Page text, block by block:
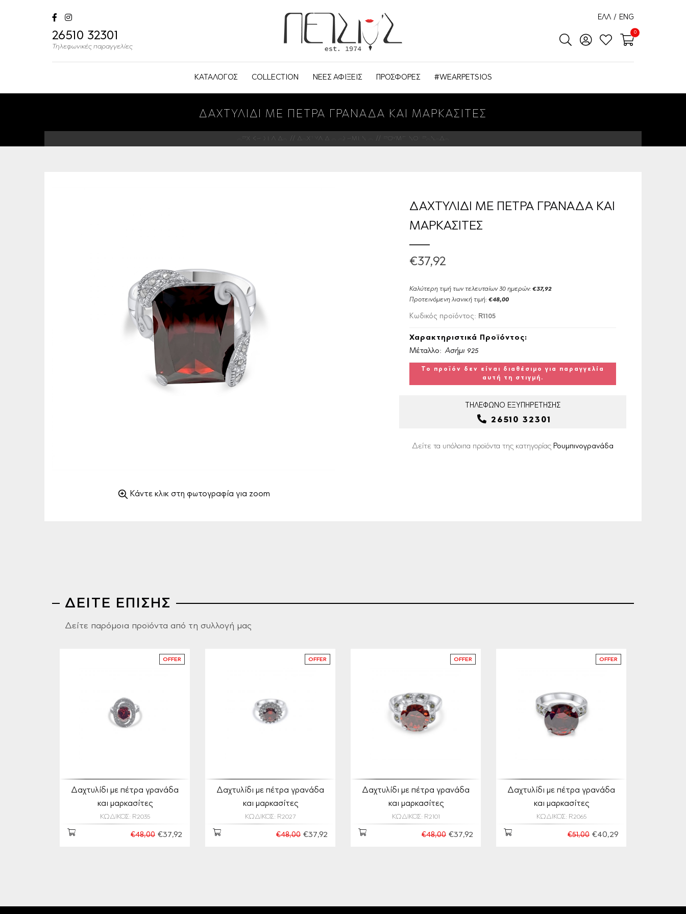
26510 32301
Τηλεφωνικές παραγγελίες
ΕΛΛ / ENG
0
ΚΑΤΑΛΟΓΟΣ COLLECTION ΝΕΕΣ ΑΦΙΞΕΙΣ ΠΡΟΣΦΟΡΕΣ #WEARPETSIOS
ΔΑΧΤΥΛΙΔΙ ΜΕ ΠΕΤΡΑ ΓΡΑΝΑΔΑ ΚΑΙ ΜΑΡΚΑΣΙΤΕΣ
ΑΡΧΙΚΗ ΣΕΛΙΔΑ ΔΑΧΤΥΛΙΔΙΑ ΑΣΗΜΕΝΙΑ ΡΟΥΜΠΙΝΟΓΡΑΝΑΔΑ
Κάντε κλικ στη φωτογραφία για zoom
ΔΑΧΤΥΛΙΔΙ ΜΕ ΠΕΤΡΑ ΓΡΑΝΑΔΑ ΚΑΙ
ΜΑΡΚΑΣΙΤΕΣ
€37,92
Καλύτερη τιμή των τελευταίων 30 ημερών: €37,92
Προτεινόμενη λιανική τιμή: €48,00
Κωδικός προϊόντος: R1105
Χαρακτηριστικά Προϊόντος:
Μέταλλο: Ασήμι 925
Το προϊόν δεν είναι διαθέσιμο για παραγγελία
αυτή τη στιγμή.
ΤΗΛΕΦΩΝΟ ΕΞΥΠΗΡΕΤΗΣΗΣ
26510 32301
Δείτε τα υπόλοιπα προϊόντα της κατηγορίας Ρουμπινογρανάδα
ΔΕΙΤΕ ΕΠΙΣΗΣ
Δείτε παρόμοια προϊόντα από τη συλλογή μας
OFFER
Δαχτυλίδι με πέτρα γρανάδα
και μαρκασίτες
ΚΩΔΙΚΟΣ: R2035
€37,92
€48,00
OFFER
Δαχτυλίδι με πέτρα γρανάδα
και μαρκασίτες
ΚΩΔΙΚΟΣ: R2027
€37,92
€48,00
OFFER
Δαχτυλίδι με πέτρα γρανάδα
και μαρκασίτες
ΚΩΔΙΚΟΣ: R2101
€37,92
€48,00
OFFER
Δαχτυλίδι με πέτρα γρανάδα
και μαρκασίτες
ΚΩΔΙΚΟΣ: R2065
€40,29
€51,00